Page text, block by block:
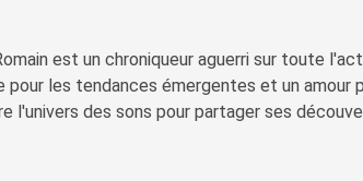
est un chroniqueur aguerri sur toute
les tendances émergentes et un amour
l'univers des sons pour partager ses